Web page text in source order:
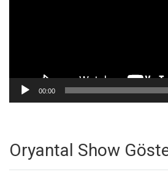
00:00
Oryantal Show